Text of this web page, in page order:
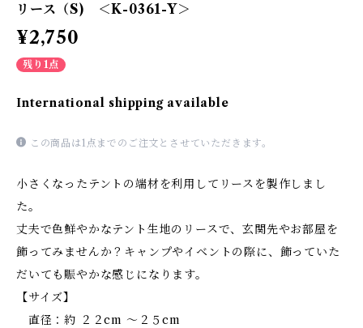
リース（S) ＜K-0361-Y＞
¥2,750
残り1点
International shipping available
この商品は1点までのご注文とさせていただきます。
小さくなったテントの端材を利用してリースを製作しまし
た。
丈夫で色鮮やかなテント生地のリースで、玄関先やお部屋を
飾ってみませんか？キャンプやイベントの際に、飾っていた
だいても賑やかな感じになります。
【サイズ】
直径：約 ２２cm ～２５cm